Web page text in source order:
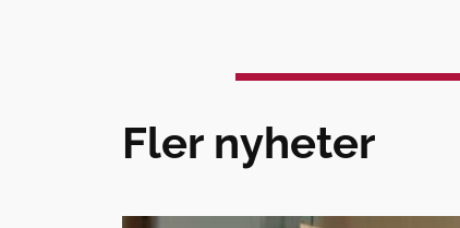
Fler nyheter